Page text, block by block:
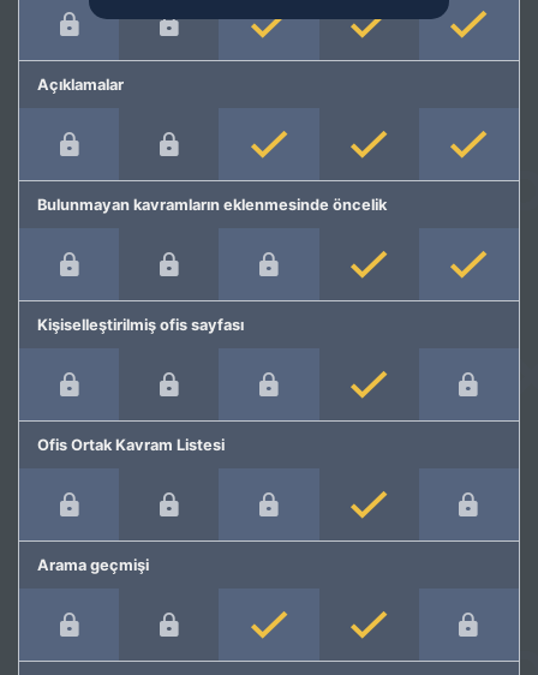
Açıklamalar
Bulunmayan kavramların eklenmesinde öncelik
Kişiselleştirilmiş ofis sayfası
Ofis Ortak Kavram Listesi
Arama geçmişi